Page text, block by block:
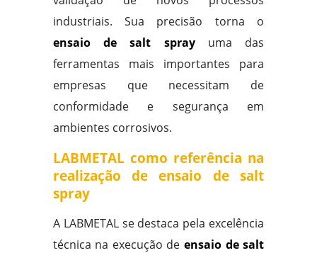
industriais. Sua precisão torna o
ensaio de salt sprayuma das
ferramentas mais importantes para
empresas que necessitam de
conformidade e segurança em
ambientes corrosivos.
LABMETAL como referência na
realização de ensaio de salt
spray
A LABMETAL se destaca pela excelência
técnica na execução deensaio de salt